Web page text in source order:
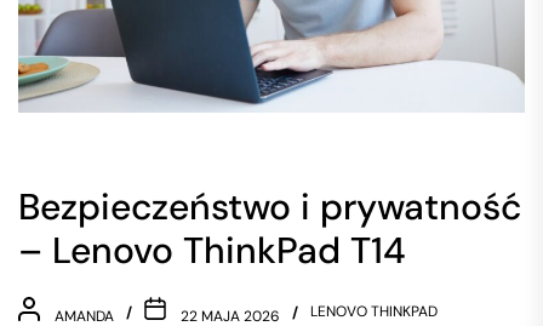
Bezpieczeństwo i prywatność
– Lenovo ThinkPad T14
AMANDA 22 MAJA 2026 LENOVO THINKPAD